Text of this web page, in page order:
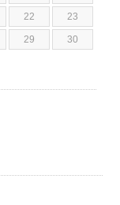
22 23
29 30